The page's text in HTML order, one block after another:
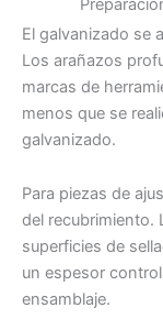
El galvanizado se
Los arañazos
marcas de
menos que se
galvanizado.
Para piezas de
del recubrimiento.
superficies de
un espesor
ensamblaje.